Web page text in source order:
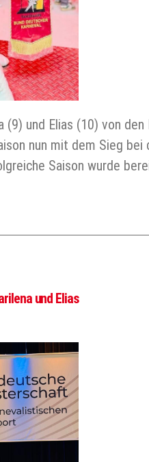
und Elias (10) von
nun mit dem Sieg
Saison wurde
und Elias